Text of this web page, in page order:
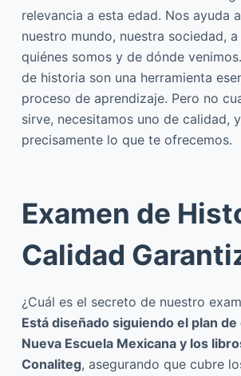
relevancia a esta edad. Nos ayuda
nuestro mundo, nuestra sociedad,
quiénes somos y de dónde
de historia son una herramienta
proceso de aprendizaje. Pero no
sirve, necesitamos uno de calidad,
precisamente lo que te ofrecemos.
Examen de
Calidad
¿Cuál es el secreto de nuestro
Está diseñado siguiendo el plan
Nueva Escuela Mexicana y los
Conaliteg, asegurando que cubre